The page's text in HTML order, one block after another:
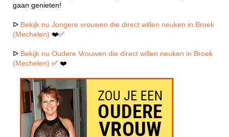
gaan genieten!
ᐅ Bekijk nu Jongere vrouwen die direct willen neuken in Broek
(Mechelen) ❤️✅
ᐅ Bekijk nu Oudere Vrouwen die direct willen neuken in Broek
(Mechelen) ✅ ❤️